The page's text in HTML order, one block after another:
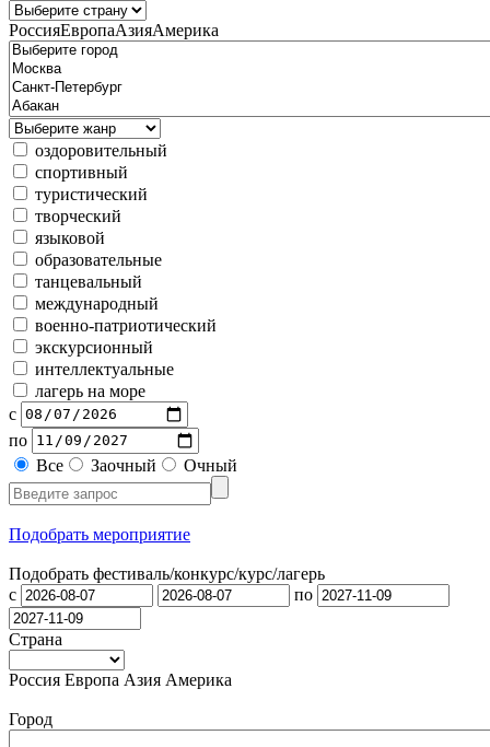
РоссияЕвропаАзияАмерика
оздоровительный
спортивный
туристический
творческий
языковой
образовательные
танцевальный
международный
военно-патриотический
экскурсионный
интеллектуальные
лагерь на море
с
по
Все
Заочный Очный
Подобрать мероприятие
Подобрать фестиваль/конкурс/курс/лагерь
с
по
Страна
Россия Европа Азия Америка
Город